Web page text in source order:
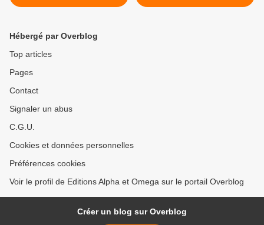
une affaire délicate (partie
Hébergé par Overblog
Top articles
Pages
Contact
Signaler un abus
C.G.U.
Cookies et données personnelles
Préférences cookies
Voir le profil de Editions Alpha et Omega sur le portail Overblog
Créer un blog sur Overblog